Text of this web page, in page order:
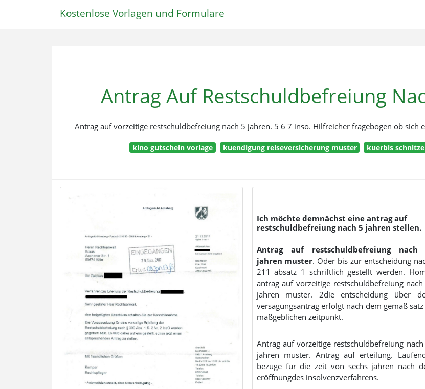
Kostenlose Vorlagen und Formulare
Antrag Auf Restschuldbefreiung
Antrag auf vorzeitige restschuldbefreiung nach 5 jahren. 5 6 7 inso. Hilfreicher fragebogen ob sich
kino gutschein vorlage kuendigung reiseversicherung muster kuerbis
Ich möchte demnächst eine antrag auf
restschuldbefreiung nach 5 jahren stellen.
Antrag auf restschuldbefreiung nach
jahren muster. Oder bis zur entscheidung nach
211 absatz 1 schriftlich gestellt werden. Home
antrag auf vorzeitige restschuldbefreiung
jahren muster. 2die entscheidung über den
versagungsantrag erfolgt nach dem gemäß satz
maßgeblichen zeitpunkt.
Antrag auf vorzeitige restschuldbefreiung
jahren muster. Antrag auf erteilung. Laufende
bezüge für die zeit von sechs jahren nach
eröffnungdes insolvenzverfahrens.